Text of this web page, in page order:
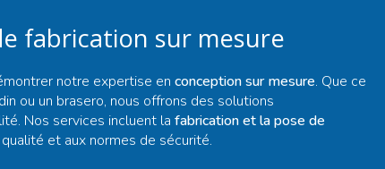
fabrication sur mesure
notre expertise en conception sur mesure. Que ce
ou un brasero, nous offrons des solutions
Nos services incluent la fabrication et la pose de
et aux normes de sécurité.